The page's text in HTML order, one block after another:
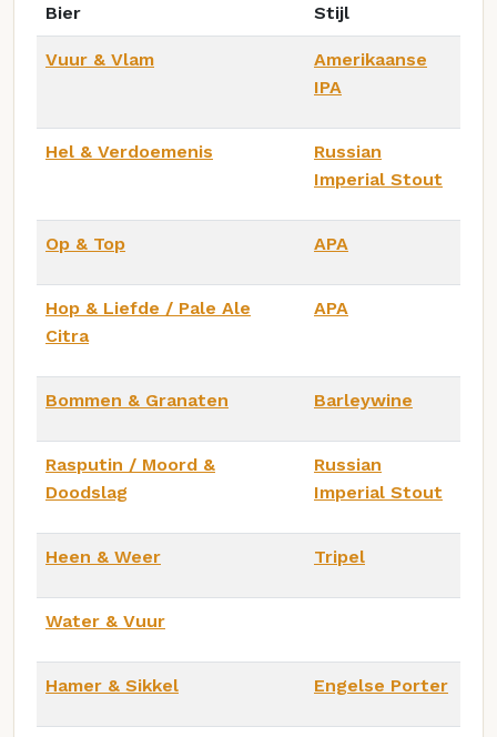
Bier Stijl
Vuur & Vlam
Amerikaanse
IPA
Hel & Verdoemenis
Russian
Imperial Stout
Op & Top APA
Hop & Liefde / Pale Ale
Citra
APA
Bommen & Granaten Barleywine
Rasputin / Moord &
Doodslag
Russian
Imperial Stout
Heen & Weer Tripel
Water & Vuur
Hamer & Sikkel Engelse Porter